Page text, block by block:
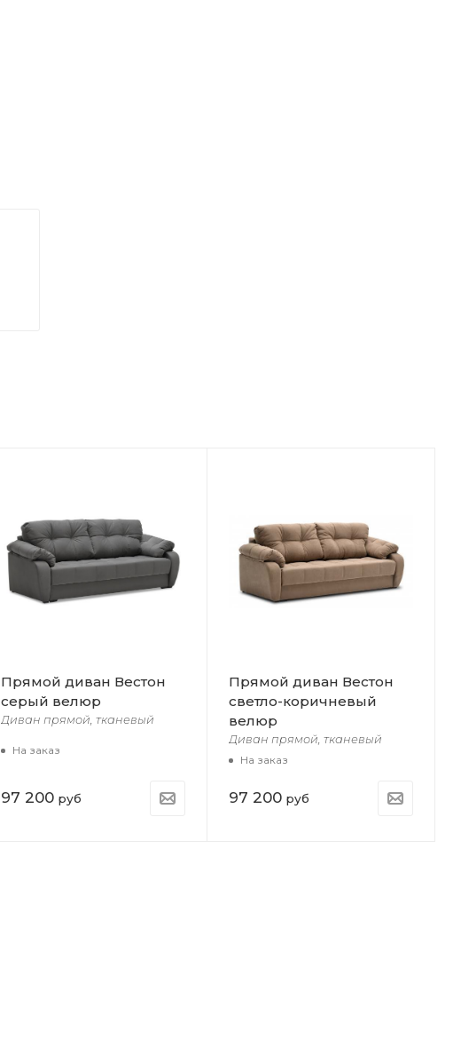
Прямой диван Вестон
серый велюр
Диван прямой, тканевый
На заказ
97 200 руб
Прямой диван Вестон
светло-коричневый
велюр
Диван прямой, тканевый
На заказ
97 200 руб